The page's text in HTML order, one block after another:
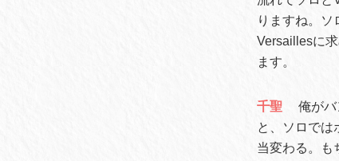
りますね。
Versaillesに
ます。
千聖
俺が
と、ソロでは
当変わる。も